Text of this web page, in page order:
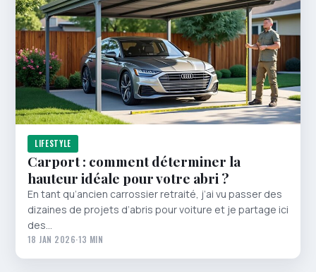
LIFESTYLE
Carport : comment déterminer la
hauteur idéale pour votre abri ?
En tant qu’ancien carrossier retraité, j’ai vu passer des
dizaines de projets d’abris pour voiture et je partage ici
des…
18 JAN 2026·13 MIN